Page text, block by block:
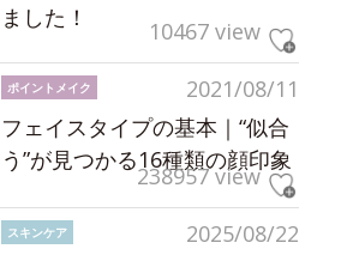
ました！
10467 view
2021/08/11
ポイントメイク
フェイスタイプの基本｜“似合
う”が見つかる16種類の顔印象
238957 view
2025/08/22
スキンケア